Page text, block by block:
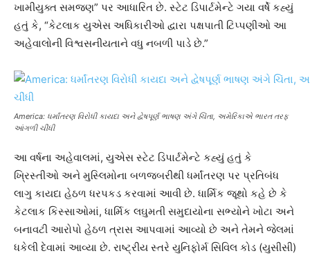
ખામીયુક્ત સમજણ” પર આધારિત છે. સ્ટેટ ડિપાર્ટમેન્ટે ગયા વર્ષે કહ્યું
હતું કે, “કેટલાક યુએસ અધિકારીઓ દ્વારા પક્ષપાતી ટિપ્પણીઓ આ
અહેવાલોની વિશ્વસનીયતાને વધુ નબળી પાડે છે.”
America: ધર્માંતરણ વિરોધી કાયદા અને દ્વેષપૂર્ણ ભાષણ અંગે ચિંતા, અમેરિકાએ ભારત તરફ
આંગળી ચીંધી
આ વર્ષના અહેવાલમાં, યુએસ સ્ટેટ ડિપાર્ટમેન્ટે કહ્યું હતું કે
ખ્રિસ્તીઓ અને મુસ્લિમોના બળજબરીથી ધર્માંતરણ પર પ્રતિબંધ
લાગુ કાયદા હેઠળ ધરપકડ કરવામાં આવી છે. ધાર્મિક જૂથો કહે છે કે
કેટલાક કિસ્સાઓમાં, ધાર્મિક લઘુમતી સમુદાયોના સભ્યોને ખોટા અને
બનાવટી આરોપો હેઠળ ત્રાસ આપવામાં આવ્યો છે અને તેમને જેલમાં
ધકેલી દેવામાં આવ્યા છે. રાષ્ટ્રીય સ્તરે યુનિફોર્મ સિવિલ કોડ (યુસીસી)